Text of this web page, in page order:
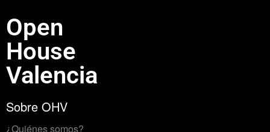
Open
House
Valencia
Sobre OHV
¿Quiénes somos?